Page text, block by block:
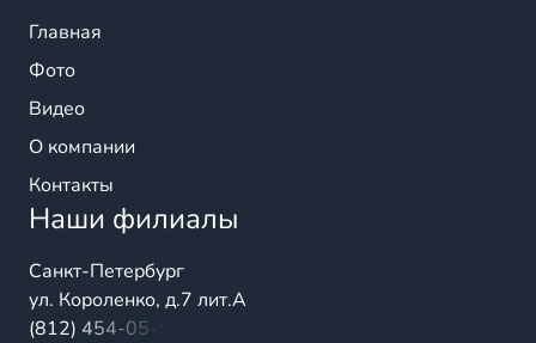
Главная
Фото
Видео
О компании
Контакты
Наши филиалы
Санкт-Петербург
ул. Короленко, д.7 лит.А
(812) 454-05-54